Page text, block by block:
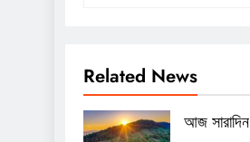
Related News
আজ সারাদিন